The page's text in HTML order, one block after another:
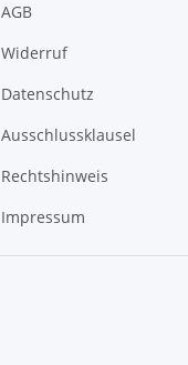
AGB
Widerruf
Datenschutz
Ausschlussklausel
Rechtshinweis
Impressum